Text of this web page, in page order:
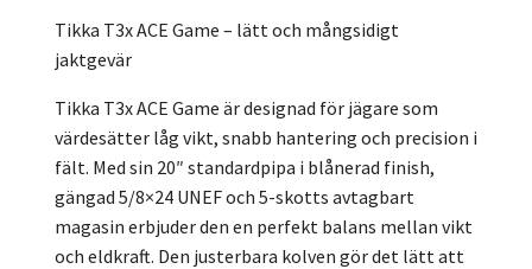
Tikka T3x ACE Game – lätt och mångsidigt
jaktgevär
Tikka T3x ACE Game är designad för jägare som
värdesätter låg vikt, snabb hantering och precision i
fält. Med sin 20″ standardpipa i blånerad finish,
gängad 5/8×24 UNEF och 5-skotts avtagbart
magasin erbjuder den en perfekt balans mellan vikt
och eldkraft. Den justerbara kolven gör det lätt att